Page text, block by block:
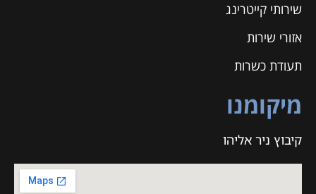
שירותי קייטרינג
אזורי שירות
תעודת כשרות
מיקומנו
קיבוץ ניר אליהו